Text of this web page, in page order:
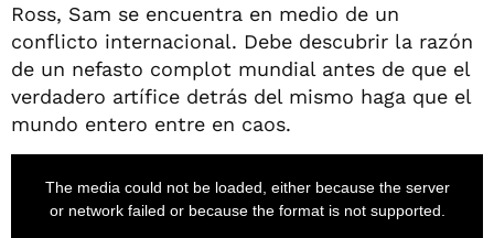
Ross, Sam se encuentra en medio de un
conflicto internacional. Debe descubrir la razón
de un nefasto complot mundial antes de que el
verdadero artífice detrás del mismo haga que el
mundo entero entre en caos.